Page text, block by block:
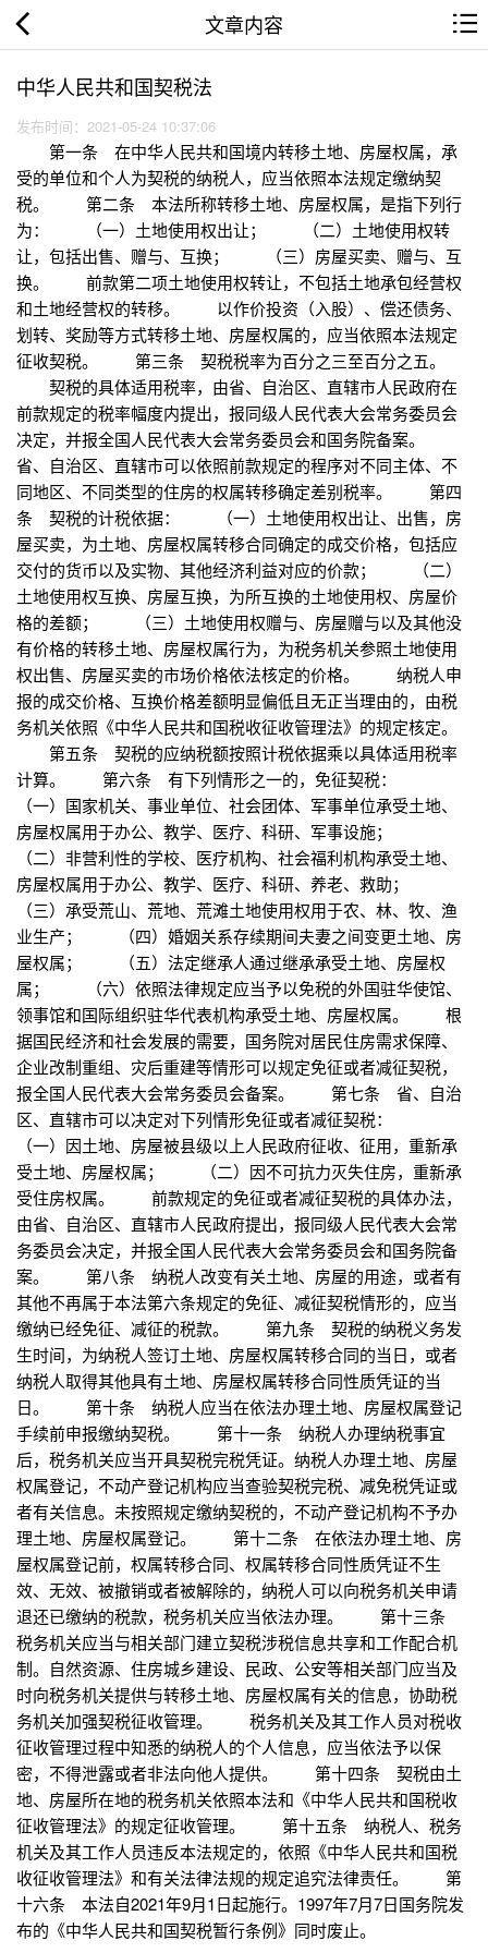
文章内容
中华人民共和国契税法
发布时间：2021-05-24 10:37:06
第一条 在中华人民共和国境内转移土地、房屋权属，承
受的单位和个人为契税的纳税人，应当依照本法规定缴纳契
税。 第二条 本法所称转移土地、房屋权属，是指下列行
为： （一）土地使用权出让； （二）土地使用权转
让，包括出售、赠与、互换； （三）房屋买卖、赠与、互
换。 前款第二项土地使用权转让，不包括土地承包经营权
和土地经营权的转移。 以作价投资（入股）、偿还债务、
划转、奖励等方式转移土地、房屋权属的，应当依照本法规定
征收契税。 第三条 契税税率为百分之三至百分之五。
契税的具体适用税率，由省、自治区、直辖市人民政府在
前款规定的税率幅度内提出，报同级人民代表大会常务委员会
决定，并报全国人民代表大会常务委员会和国务院备案。
省、自治区、直辖市可以依照前款规定的程序对不同主体、不
同地区、不同类型的住房的权属转移确定差别税率。 第四
条 契税的计税依据： （一）土地使用权出让、出售，房
屋买卖，为土地、房屋权属转移合同确定的成交价格，包括应
交付的货币以及实物、其他经济利益对应的价款； （二）
土地使用权互换、房屋互换，为所互换的土地使用权、房屋价
格的差额； （三）土地使用权赠与、房屋赠与以及其他没
有价格的转移土地、房屋权属行为，为税务机关参照土地使用
权出售、房屋买卖的市场价格依法核定的价格。 纳税人申
报的成交价格、互换价格差额明显偏低且无正当理由的，由税
务机关依照《中华人民共和国税收征收管理法》的规定核定。
第五条 契税的应纳税额按照计税依据乘以具体适用税率
计算。 第六条 有下列情形之一的，免征契税：
（一）国家机关、事业单位、社会团体、军事单位承受土地、
房屋权属用于办公、教学、医疗、科研、军事设施；
（二）非营利性的学校、医疗机构、社会福利机构承受土地、
房屋权属用于办公、教学、医疗、科研、养老、救助；
（三）承受荒山、荒地、荒滩土地使用权用于农、林、牧、渔
业生产； （四）婚姻关系存续期间夫妻之间变更土地、房
屋权属； （五）法定继承人通过继承承受土地、房屋权
属； （六）依照法律规定应当予以免税的外国驻华使馆、
领事馆和国际组织驻华代表机构承受土地、房屋权属。 根
据国民经济和社会发展的需要，国务院对居民住房需求保障、
企业改制重组、灾后重建等情形可以规定免征或者减征契税，
报全国人民代表大会常务委员会备案。 第七条 省、自治
区、直辖市可以决定对下列情形免征或者减征契税：
（一）因土地、房屋被县级以上人民政府征收、征用，重新承
受土地、房屋权属； （二）因不可抗力灭失住房，重新承
受住房权属。 前款规定的免征或者减征契税的具体办法，
由省、自治区、直辖市人民政府提出，报同级人民代表大会常
务委员会决定，并报全国人民代表大会常务委员会和国务院备
案。 第八条 纳税人改变有关土地、房屋的用途，或者有
其他不再属于本法第六条规定的免征、减征契税情形的，应当
缴纳已经免征、减征的税款。 第九条 契税的纳税义务发
生时间，为纳税人签订土地、房屋权属转移合同的当日，或者
纳税人取得其他具有土地、房屋权属转移合同性质凭证的当
日。 第十条 纳税人应当在依法办理土地、房屋权属登记
手续前申报缴纳契税。 第十一条 纳税人办理纳税事宜
后，税务机关应当开具契税完税凭证。纳税人办理土地、房屋
权属登记，不动产登记机构应当查验契税完税、减免税凭证或
者有关信息。未按照规定缴纳契税的，不动产登记机构不予办
理土地、房屋权属登记。 第十二条 在依法办理土地、房
屋权属登记前，权属转移合同、权属转移合同性质凭证不生
效、无效、被撤销或者被解除的，纳税人可以向税务机关申请
退还已缴纳的税款，税务机关应当依法办理。 第十三条
税务机关应当与相关部门建立契税涉税信息共享和工作配合机
制。自然资源、住房城乡建设、民政、公安等相关部门应当及
时向税务机关提供与转移土地、房屋权属有关的信息，协助税
务机关加强契税征收管理。 税务机关及其工作人员对税收
征收管理过程中知悉的纳税人的个人信息，应当依法予以保
密，不得泄露或者非法向他人提供。 第十四条 契税由土
地、房屋所在地的税务机关依照本法和《中华人民共和国税收
征收管理法》的规定征收管理。 第十五条 纳税人、税务
机关及其工作人员违反本法规定的，依照《中华人民共和国税
收征收管理法》和有关法律法规的规定追究法律责任。 第
十六条 本法自2021年9月1日起施行。1997年7月7日国务院发
布的《中华人民共和国契税暂行条例》同时废止。